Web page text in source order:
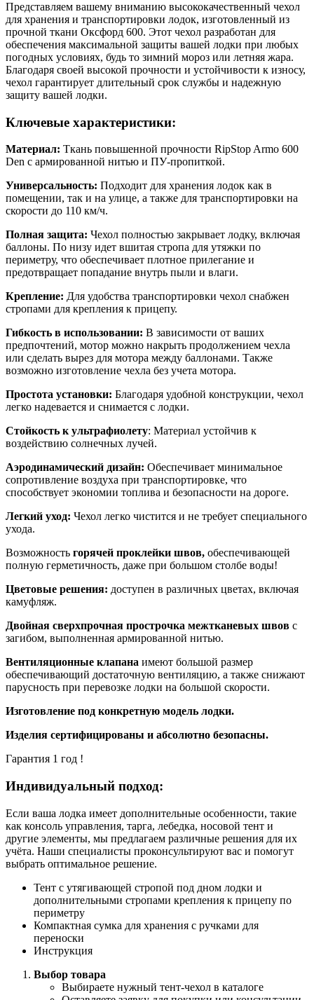
Представляем вашему вниманию высококачественный чехол
для хранения и транспортировки лодок, изготовленный из
прочной ткани Оксфорд 600. Этот чехол разработан для
обеспечения максимальной защиты вашей лодки при любых
погодных условиях, будь то зимний мороз или летняя жара.
Благодаря своей высокой прочности и устойчивости к износу,
чехол гарантирует длительный срок службы и надежную
защиту вашей лодки.
Ключевые характеристики:
Материал: Ткань повышенной прочности RipStop Armo 600
Den с армированной нитью и ПУ-пропиткой.
Универсальность: Подходит для хранения лодок как в
помещении, так и на улице, а также для транспортировки на
скорости до 110 км/ч.
Полная защита: Чехол полностью закрывает лодку, включая
баллоны. По низу идет вшитая стропа для утяжки по
периметру, что обеспечивает плотное прилегание и
предотвращает попадание внутрь пыли и влаги.
Крепление: Для удобства транспортировки чехол снабжен
стропами для крепления к прицепу.
Гибкость в использовании: В зависимости от ваших
предпочтений, мотор можно накрыть продолжением чехла
или сделать вырез для мотора между баллонами. Также
возможно изготовление чехла без учета мотора.
Простота установки: Благодаря удобной конструкции, чехол
легко надевается и снимается с лодки.
Стойкость к ультрафиолету: Материал устойчив к
воздействию солнечных лучей.
Аэродинамический дизайн: Обеспечивает минимальное
сопротивление воздуха при транспортировке, что
способствует экономии топлива и безопасности на дороге.
Легкий уход: Чехол легко чистится и не требует специального
ухода.
Возможность горячей проклейки швов, обеспечивающей
полную герметичность, даже при большом столбе воды!
Цветовые решения: доступен в различных цветах, включая
камуфляж.
Двойная сверхпрочная прострочка межтканевых швов с
загибом, выполненная армированной нитью.
Вентиляционные клапана имеют большой размер
обеспечивающий достаточную вентиляцию, а также снижают
парусность при перевозке лодки на большой скорости.
Изготовление под конкретную модель лодки.
Изделия сертифицированы и абсолютно безопасны.
Гарантия 1 год !
Индивидуальный подход:
Если ваша лодка имеет дополнительные особенности, такие
как консоль управления, тарга, лебедка, носовой тент и
другие элементы, мы предлагаем различные решения для их
учёта. Наши специалисты проконсультируют вас и помогут
выбрать оптимальное решение.
Тент с утягивающей стропой под дном лодки и
дополнительными стропами крепления к прицепу по
периметру
Компактная сумка для хранения с ручками для
переноски
Инструкция
Выбор товара
Выбираете нужный тент-чехол в каталоге